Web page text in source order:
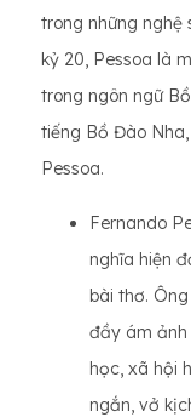
trong những nghệ
kỷ 20, Pessoa là
trong ngôn ngữ
tiếng Bồ Đào
Pessoa.
Fernando
nghĩa hiện
bài thơ.
đầy ám
học, xã hội
ngắn, vở